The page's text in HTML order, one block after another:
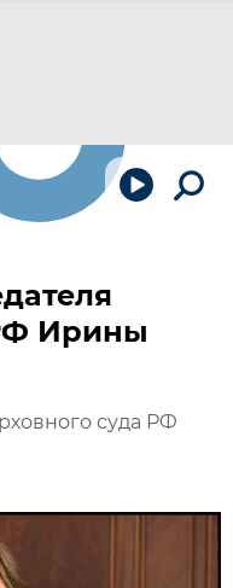
Ирины
суда РФ